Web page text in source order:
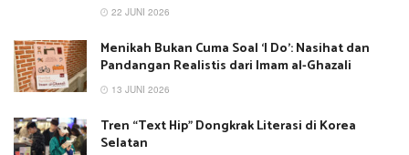
22 JUNI 2026
Menikah Bukan Cuma Soal ‘I Do’: Nasihat dan
Pandangan Realistis dari Imam al-Ghazali
13 JUNI 2026
Tren “Text Hip” Dongkrak Literasi di Korea
Selatan